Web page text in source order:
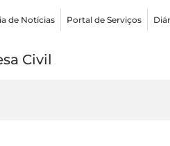
de Notícias Portal de Serviços
Civil